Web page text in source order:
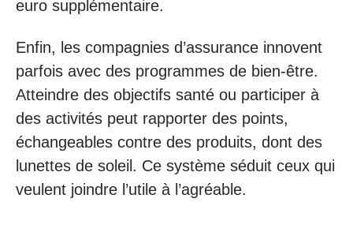
euro supplémentaire.
Enfin, les compagnies d’assurance innovent
parfois avec des programmes de bien-être.
Atteindre des objectifs santé ou participer à
des activités peut rapporter des points,
échangeables contre des produits, dont des
lunettes de soleil. Ce système séduit ceux qui
veulent joindre l’utile à l’agréable.